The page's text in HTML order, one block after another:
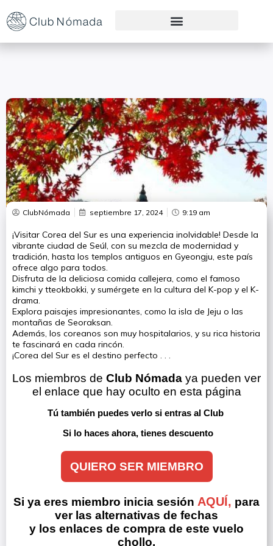
ClubNómada septiembre 17, 2024 9:19 am
¡Visitar Corea del Sur es una experiencia inolvidable! Desde la
vibrante ciudad de Seúl, con su mezcla de modernidad y
tradición, hasta los templos antiguos en Gyeongju, este país
ofrece algo para todos.
Disfruta de la deliciosa comida callejera, como el famoso
kimchi y tteokbokki, y sumérgete en la cultura del K-pop y el K-
drama.
Explora paisajes impresionantes, como la isla de Jeju o las
montañas de Seoraksan.
Además, los coreanos son muy hospitalarios, y su rica historia
te fascinará en cada rincón.
¡Corea del Sur es el destino perfecto . . .
Los miembros de Club Nómada ya pueden ver
el enlace que hay oculto en esta página
Tú también puedes verlo si entras al Club
Si lo haces ahora, tienes descuento
QUIERO SER MIEMBRO
Si ya eres miembro inicia sesión AQUÍ, para
ver las alternativas de fechas
y los enlaces de compra de este vuelo
chollo.